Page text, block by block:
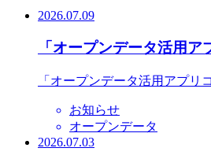
2026.07.09
「オープンデータ活用
「オープンデータ活用アプリ
お知らせ
オープンデータ
2026.07.03